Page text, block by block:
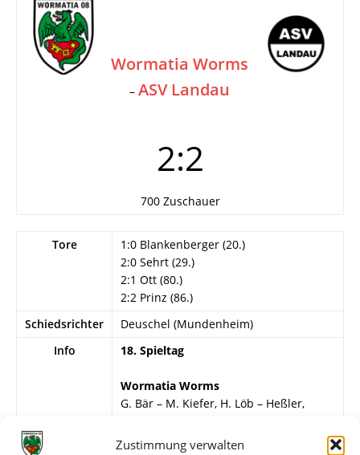
Zustimmung verwalten
Wormatia Worms
– ASV Landau
2:2
700 Zuschauer
Tore
1:0 Blankenberger (20.)
2:0 Sehrt (29.)
2:1 Ott (80.)
2:2 Prinz (86.)
Schiedsrichter
Deuschel (Mundenheim)
Info
18. Spieltag
Wormatia Worms
G. Bär – M. Kiefer, H. Löb – Heßler,
Hammer, Blankenberger, H. Müller.